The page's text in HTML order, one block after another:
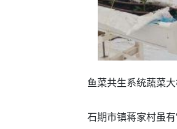
鱼菜共生系统蔬菜
石期市镇蒋家村虽